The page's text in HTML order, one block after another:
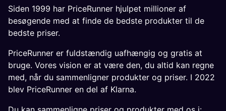
Siden 1999 har PriceRunner hjulpet millioner af
besøgende med at finde de bedste produkter til de
bedste priser.
PriceRunner er fuldstændig uafhængig og gratis at
bruge. Vores vision er at være den, du altid kan regne
med, når du sammenligner produkter og priser. I 2022
blev PriceRunner en del af Klarna.